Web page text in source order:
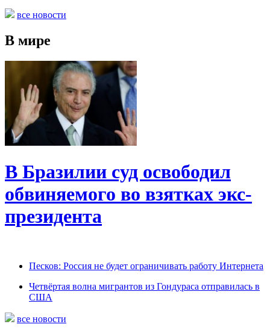
все новости
В мире
В Бразилии суд освободил
обвиняемого во взятках экс-
президента
Песков: Россия не будет ограничивать работу Интернета
Четвёртая волна мигрантов из Гондураса отправилась в
США
все новости